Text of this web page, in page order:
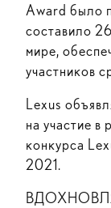
Award было
составило
мире,
участников
Lexus
на участие в
конкурса
2021.